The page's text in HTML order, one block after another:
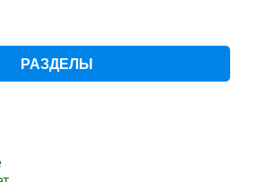
РАЗДЕЛЫ